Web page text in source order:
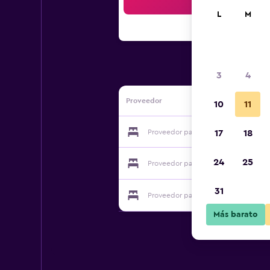
Proveedor
Proveedor para El Morgan Hotel
Proveedor para El Morgan Hotel
Proveedor para El Morgan Hotel
L M
3 4
10 11
17 18
24 25
31
Más barato